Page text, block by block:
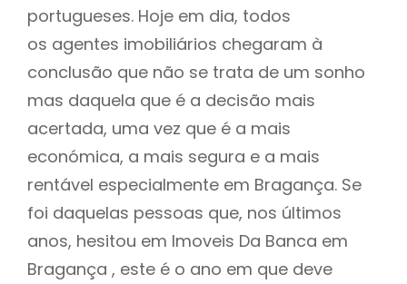
portugueses. Hoje em dia, todos
os agentes imobiliários chegaram à
conclusão que não se trata de um sonho
mas daquela que é a decisão mais
acertada, uma vez que é a mais
económica, a mais segura e a mais
rentável especialmente em Bragança. Se
foi daquelas pessoas que, nos últimos
anos, hesitou em Imoveis Da Banca em
Bragança , este é o ano em que deve